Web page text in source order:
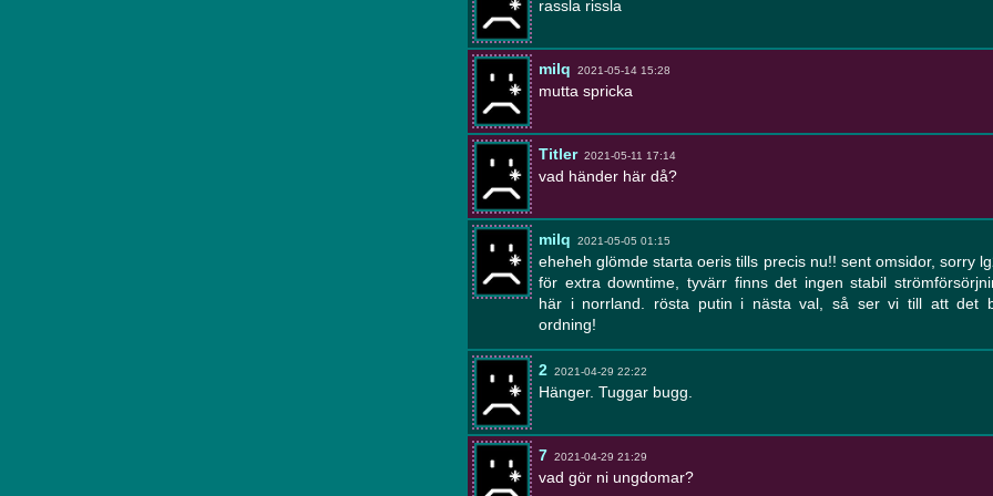
rassla rissla
milq 2021-05-14 15:28
mutta spricka
Titler 2021-05-11 17:14
vad händer här då?
milq 2021-05-05 01:15
eheheh glömde starta oeris tills precis nu!! sent omsidor, sorry
för extra downtime, tyvärr finns det ingen stabil
här i norrland. rösta putin i nästa val, så ser vi till att det
ordning!
2 2021-04-29 22:22
Hänger. Tuggar bugg.
7 2021-04-29 21:29
vad gör ni ungdomar?